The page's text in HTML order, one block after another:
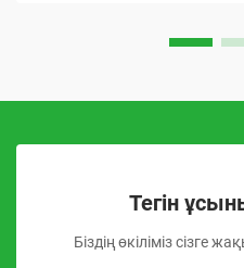
Тегін
Біздің өкіліміз сізге